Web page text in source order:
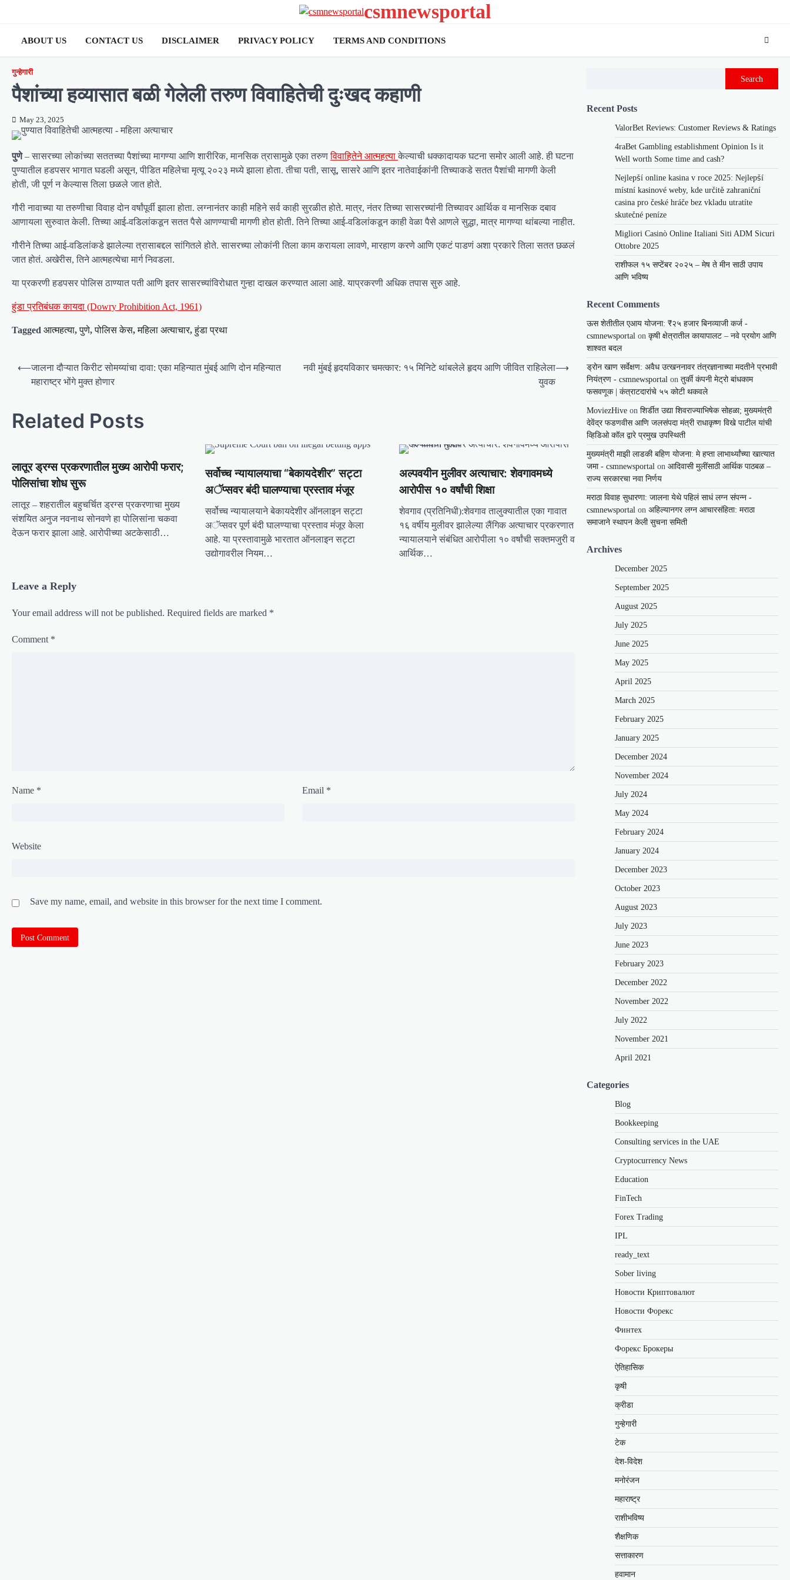
csmnewsportal
ABOUT US CONTACT US DISCLAIMER PRIVACY POLICY TERMS AND CONDITIONS
गुन्हेगारी
पैशांच्या हव्यासात बळी गेलेली तरुण विवाहितेची दुःखद कहाणी
May 23, 2025
पुणे– सासरच्या लोकांच्या सततच्या पैशांच्या मागण्या आणि शारीरिक, मानसिक त्रासामुळे एका तरुणविवाहितेने आत्महत्याकेल्याची धक्कादायक घटना समोर आली आहे. ही घटना
पुण्यातील हडपसर भागात घडली असून, पीडित महिलेचा मृत्यू २०२३ मध्ये झाला होता. तीचा पती, सासू, सासरे आणि इतर नातेवाईकांनी तिच्याकडे सतत पैशांची मागणी केली
होती, जी पूर्ण न केल्यास तिला छळले जात होते.
गौरी नावाच्या या तरुणीचा विवाह दोन वर्षांपूर्वी झाला होता. लग्नानंतर काही महिने सर्व काही सुरळीत होते. मात्र, नंतर तिच्या सासरच्यांनी तिच्यावर आर्थिक व मानसिक दबाव
आणायला सुरुवात केली. तिच्या आई-वडिलांकडून सतत पैसे आणण्याची मागणी होत होती. तिने तिच्या आई-वडिलांकडून काही वेळा पैसे आणले सुद्धा, मात्र मागण्या थांबल्या नाहीत.
गौरीने तिच्या आई-वडिलांकडे झालेल्या त्रासाबद्दल सांगितले होते. सासरच्या लोकांनी तिला काम करायला लावणे, मारहाण करणे आणि एकटं पाडणं अशा प्रकारे तिला सतत छळलं
जात होतं. अखेरीस, तिने आत्महत्येचा मार्ग निवडला.
या प्रकरणी हडपसर पोलिस ठाण्यात पती आणि इतर सासरच्यांविरोधात गुन्हा दाखल करण्यात आला आहे. याप्रकरणी अधिक तपास सुरु आहे.
हुंडा प्रतिबंधक कायदा (Dowry Prohibition Act, 1961)
Tagged आत्महत्या,पुणे,पोलिस केस,महिला अत्याचार,हुंडा प्रथा
t
v
g
a
o
⟵जालना दौऱ्यात किरीट सोमय्यांचा दावा: एका महिन्यात मुंबई आणि दोन महिन्यात
महाराष्ट्र भोंगे मुक्त होणार
नवी मुंबई हृदयविकार चमत्कार: १५ मिनिटे थांबलेले हृदय आणि जीवित राहिलेला
युवक
⟶
Related Posts
लातूर ड्रग्स प्रकरणातील मुख्य आरोपी फरार;
पोलिसांचा शोध सुरू
लातूर – शहरातील बहुचर्चित ड्रग्स प्रकरणाचा मुख्य
संशयित अनुज नवनाथ सोनवणे हा पोलिसांना चकवा
देऊन फरार झाला आहे. आरोपीच्या अटकेसाठी…
सर्वोच्च न्यायालयाचा “बेकायदेशीर” सट्टा
अॅप्सवर बंदी घालण्याचा प्रस्ताव मंजूर
सर्वोच्च न्यायालयाने बेकायदेशीर ऑनलाइन सट्टा
अॅप्सवर पूर्ण बंदी घालण्याचा प्रस्ताव मंजूर केला
आहे. या प्रस्तावामुळे भारतात ऑनलाइन सट्टा
उद्योगावरील नियम…
अल्पवयीन मुलीवर अत्याचार: शेवगावमध्ये
आरोपीस १० वर्षांची शिक्षा
शेवगाव (प्रतिनिधी):शेवगाव तालुक्यातील एका गावात
१६ वर्षीय मुलीवर झालेल्या लैंगिक अत्याचार प्रकरणात
न्यायालयाने संबंधित आरोपीला १० वर्षांची सक्तमजुरी व
आर्थिक…
Leave a Reply
Your email address will not be published. Required fields are marked *
Comment *
Name * Email *
Website
Save my name, email, and website in this browser for the next time I comment.
Search
Recent Posts
ValorBet Reviews: Customer Reviews & Ratings
4raBet Gambling establishment Opinion Is it
Well worth Some time and cash?
Nejlepší online kasina v roce 2025: Nejlepší
místní kasinové weby, kde určitě zahraniční
casina pro české hráče bez vkladu utratíte
skutečné peníze
Migliori Casinò Online Italiani Siti ADM Sicuri
Ottobre 2025
राशीफल १५ सप्टेंबर २०२५ – मेष ते मीन साठी उपाय
आणि भविष्य
Recent Comments
ऊस शेतीतील एआय योजना: ₹२५ हजार बिनव्याजी कर्ज -
csmnewsportal on कृषी क्षेत्रातील कायापालट – नवे प्रयोग आणि
शाश्वत बदल
ड्रोन खाण सर्वेक्षण: अवैध उत्खननावर तंत्रज्ञानाच्या मदतीने प्रभावी
नियंत्रण - csmnewsportal on तुर्की कंपनी मेट्रो बांधकाम
फसवणूक | कंत्राटदारांचे ५५ कोटी थकवले
MoviezHive on शिर्डीत उद्या शिवराज्याभिषेक सोहळा; मुख्यमंत्री
देवेंद्र फडणवीस आणि जलसंपदा मंत्री राधाकृष्ण विखे पाटील यांची
व्हिडिओ कॉल द्वारे प्रमुख उपस्थिती
मुख्यमंत्री माझी लाडकी बहिण योजना: मे हप्ता लाभार्थ्यांच्या खात्यात
जमा - csmnewsportal on आदिवासी मुलींसाठी आर्थिक पाठबळ –
राज्य सरकारचा नवा निर्णय
मराठा विवाह सुधारणा: जालना येथे पहिलं साधं लग्न संपन्न -
csmnewsportal on अहिल्यानगर लग्न आचारसंहिता: मराठा
समाजाने स्थापन केली सुचना समिती
Archives
December 2025
September 2025
August 2025
July 2025
June 2025
May 2025
April 2025
March 2025
February 2025
January 2025
December 2024
November 2024
July 2024
May 2024
February 2024
January 2024
December 2023
October 2023
August 2023
July 2023
June 2023
February 2023
December 2022
November 2022
July 2022
November 2021
April 2021
Categories
Blog
Bookkeeping
Consulting services in the UAE
Cryptocurrency News
Education
FinTech
Forex Trading
IPL
ready_text
Sober living
Новости Криптовалют
Новости Форекс
Финтех
Форекс Брокеры
ऐतिहासिक
कृषी
क्रीडा
गुन्हेगारी
टेक
देश-विदेश
मनोरंजन
महाराष्ट्र
राशीभविष्य
शैक्षणिक
सत्ताकारण
हवामान